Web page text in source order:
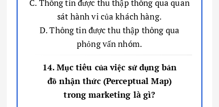
C. Thông tin được thu thập thông qua quan
sát hành vi của khách hàng.
D. Thông tin được thu thập thông qua
phỏng vấn nhóm.
14. Mục tiêu của việc sử dụng bản
đồ nhận thức (Perceptual Map)
trong marketing là gì?